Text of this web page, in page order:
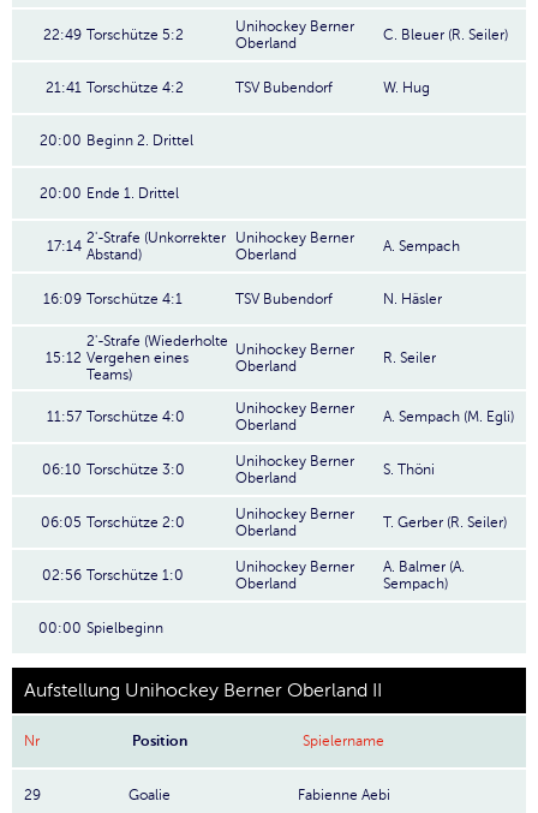
22:49 Torschütze 5:2
Unihockey Berner
Oberland
C. Bleuer (R. Seiler)
21:41 Torschütze 4:2 TSV Bubendorf W. Hug
20:00 Beginn 2. Drittel
20:00 Ende 1. Drittel
17:14 2'-Strafe (Unkorrekter
Abstand)
Unihockey Berner
Oberland
A. Sempach
16:09 Torschütze 4:1 TSV Bubendorf N. Häsler
15:12
2'-Strafe (Wiederholte
Vergehen eines
Teams)
Unihockey Berner
Oberland
R. Seiler
11:57 Torschütze 4:0
Unihockey Berner
Oberland
A. Sempach (M. Egli)
06:10 Torschütze 3:0
Unihockey Berner
Oberland
S. Thöni
06:05 Torschütze 2:0
Unihockey Berner
Oberland
T. Gerber (R. Seiler)
02:56 Torschütze 1:0
Unihockey Berner
Oberland
A. Balmer (A.
Sempach)
00:00 Spielbeginn
Aufstellung Unihockey Berner Oberland II
Nr Position Spielername
29 Goalie Fabienne Aebi